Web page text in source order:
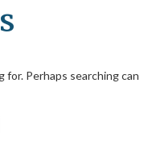
for. Perhaps searching can